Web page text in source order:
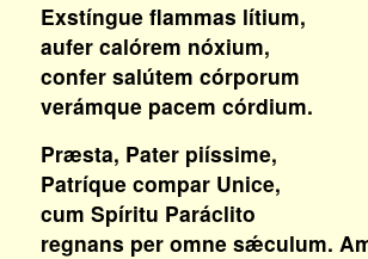
Exstíngue flammas lítium,
aufer calórem nóxium,
confer salútem córporum
verámque pacem córdium.
Præsta, Pater piíssime,
Patríque compar Unice,
cum Spíritu Paráclito
regnans per omne sǽculum.